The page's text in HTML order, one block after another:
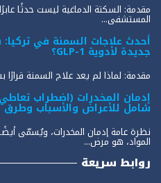
مقدمة: السكتة الدماغية ليست حدثًا
المستشفى...
أحدث علاجات السمنة في
جديدة لأدوية GLP-1؟
مقدمة: لماذا لم يعد علاج السمنة
إدمان المخدرات (اضطراب
شامل للأعراض والأسباب وطرق
نظرة عامة إدمان المخدرات، ويُسمّى
المواد، هو مرض...
روابط سريعة